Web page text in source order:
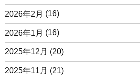
2026年2月 (16)
2026年1月 (16)
2025年12月 (20)
2025年11月 (21)